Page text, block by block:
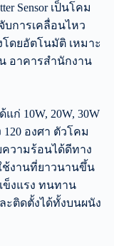
Sensor เป็นโคม
การเคลื่อนไหว
โดยอัตโนมัติ เหมาะ
อาคารสำนักงาน
ก่ 10W, 20W, 30W
องศา ตัวโคม
วามร้อนได้ดีทาง
ช้งานที่ยาวนานขึ้น
ข็งแรง ทนทาน
ะติดตั้งได้ทั้งบนผนัง